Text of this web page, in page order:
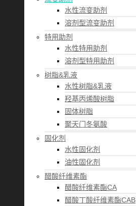
水性流变助剂
溶剂型流变助剂
特用助剂
水性特用助剂
溶剂型特用助剂
树脂&乳液
水性树脂&乳液
羟基丙烯酸树脂
固体树脂
聚天门冬氨酸
固化剂
水性固化剂
油性固化剂
醋酸纤维素酯
醋酸纤维素酯CA
醋酸丁酸纤维素酯CAB